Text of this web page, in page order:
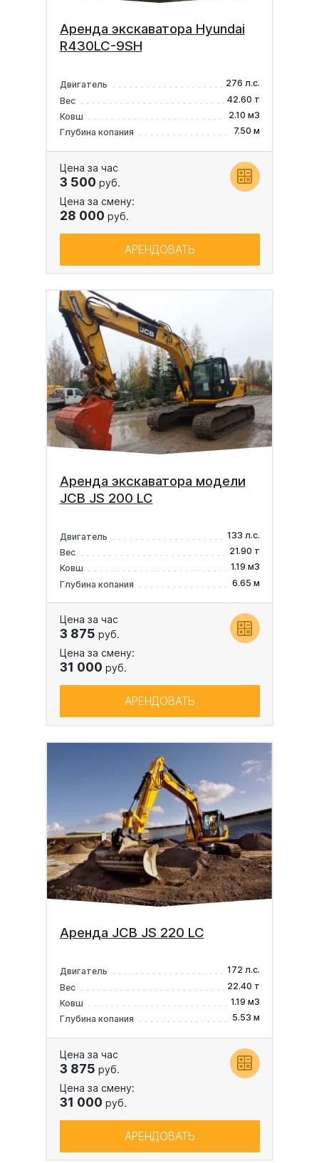
Аренда экскаватора Hyundai
R430LC-9SH
Двигатель
276 л.с.
Вес
42.60 т
Ковш
2.10 м3
Глубина копания
7.50 м
Цена за час
3 500 руб.
Цена за смену:
28 000 руб.
АРЕНДОВАТЬ
Аренда экскаватора модели
JCB JS 200 LC
Двигатель
133 л.с.
Вес
21.90 т
Ковш
1.19 м3
Глубина копания
6.65 м
Цена за час
3 875 руб.
Цена за смену:
31 000 руб.
АРЕНДОВАТЬ
Аренда JCB JS 220 LC
Двигатель
172 л.с.
Вес
22.40 т
Ковш
1.19 м3
Глубина копания
5.53 м
Цена за час
3 875 руб.
Цена за смену:
31 000 руб.
АРЕНДОВАТЬ